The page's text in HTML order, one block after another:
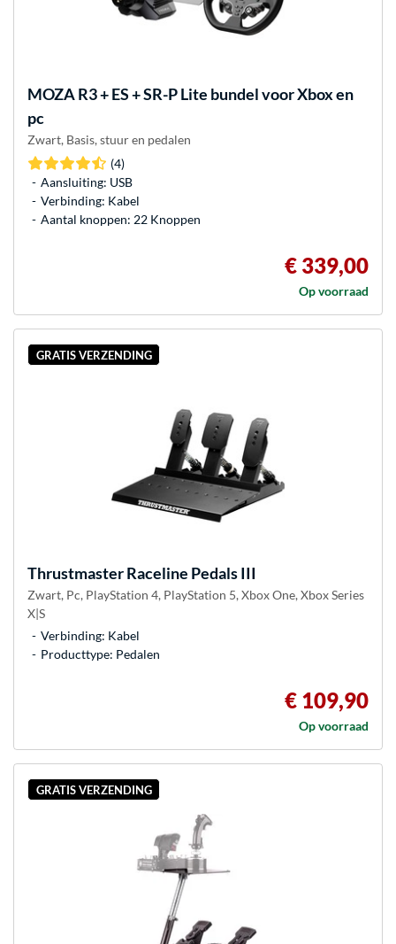
MOZAR3 + ES + SR-P Lite bundel voor Xbox en
pc
Zwart, Basis, stuur en pedalen
(4)
Aansluiting: USB
Verbinding: Kabel
Aantal knoppen: 22 Knoppen
€ 339,00
Op voorraad
GRATIS VERZENDING
ThrustmasterRaceline Pedals III
Zwart, Pc, PlayStation 4, PlayStation 5, Xbox One, Xbox Series
X|S
Verbinding: Kabel
Producttype: Pedalen
€ 109,90
Op voorraad
GRATIS VERZENDING